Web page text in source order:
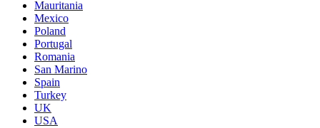
Mauritania
Mexico
Poland
Portugal
Romania
San Marino
Spain
Turkey
UK
USA